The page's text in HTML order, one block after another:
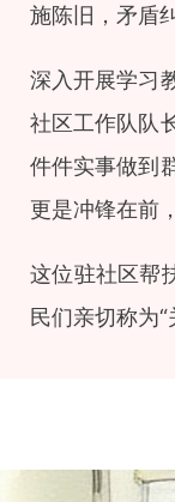
施陈旧，矛盾
深入开展学习
社区工作队队
件件实事做到
更是冲锋在前
这位驻社区帮
民们亲切称为“